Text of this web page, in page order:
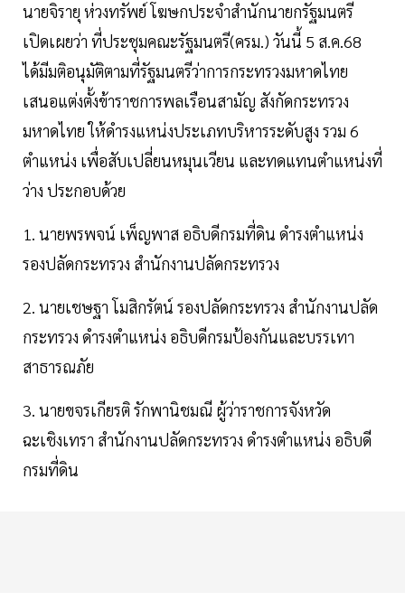
นายจิรายุ ห่วงทรัพย์ โฆษกประจำสำนักนายกรัฐมนตรี
เปิดเผยว่า ที่ประชุมคณะรัฐมนตรี(ครม.) วันนี้ 5 ส.ค.68
ได้มีมติอนุมัติตามที่รัฐมนตรีว่าการกระทรวงมหาดไทย
เสนอแต่งตั้งข้าราชการพลเรือนสามัญ สังกัดกระทรวง
มหาดไทย ให้ดำรงแหน่งประเภทบริหารระดับสูง รวม 6
ตำแหน่ง เพื่อสับเปลี่ยนหมุนเวียน และทดแทนตำแหน่งที่
ว่าง ประกอบด้วย
1. นายพรพจน์ เพ็ญพาส อธิบดีกรมที่ดิน ดำรงตำแหน่ง
รองปลัดกระทรวง สำนักงานปลัดกระทรวง
2. นายเชษฐา โมสิกรัตน์ รองปลัดกระทรวง สำนักงานปลัด
กระทรวง ดำรงตำแหน่ง อธิบดีกรมป้องกันและบรรเทา
สาธารณภัย
3. นายขจรเกียรติ รักพานิชมณี ผู้ว่าราชการจังหวัด
ฉะเชิงเทรา สำนักงานปลัดกระทรวง ดำรงตำแหน่ง อธิบดี
กรมที่ดิน